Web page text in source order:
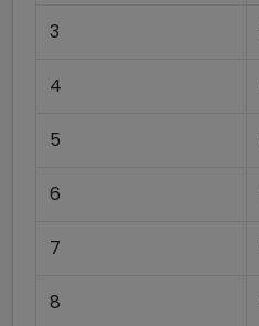
3
4
5
6
7
8